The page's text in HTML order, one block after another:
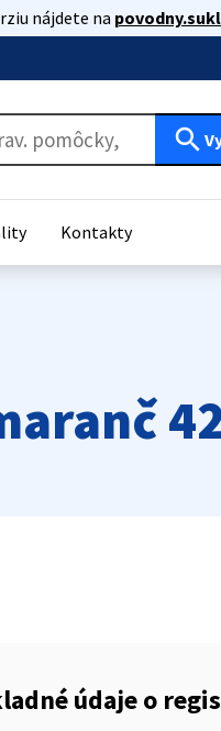
nájdete na
search
Kontakty
údaje o